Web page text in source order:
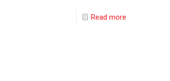
Read more